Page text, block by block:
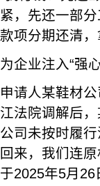
紧，先还一部
款项分期还清
为企业注入“强
申请人某鞋材
江法院调解后
公司未按时履
回来，我们连
于2025年5月26